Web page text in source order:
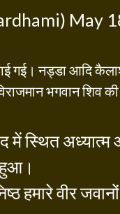
May
गई। नड्डा आदि
भगवान शिव की
में स्थित
हमारे वीर